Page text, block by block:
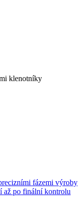
klenotníky
fázemi výroby
až po finální kontrolu